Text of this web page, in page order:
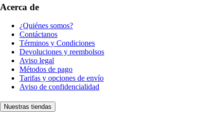
Acerca de
¿Quiénes somos?
Contáctanos
Términos y Condiciones
Devoluciones y reembolsos
Aviso legal
Métodos de pago
Tarifas y opciones de envío
Aviso de confidencialidad
Nuestras tiendas